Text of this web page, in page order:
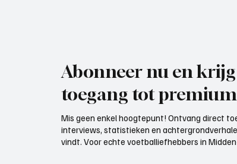
Abonneer nu en
toegang tot
Mis geen enkel hoogtepunt! Ontvang direct
interviews, statistieken en
vindt. Voor echte voetballiefhebbers in